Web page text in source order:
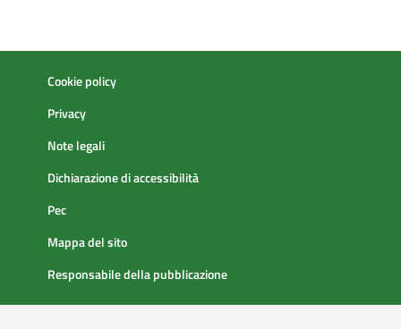
Cookie policy
Privacy
Note legali
Dichiarazione di accessibilità
Pec
Mappa del sito
Responsabile della pubblicazione